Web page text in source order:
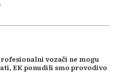
vozači ne mogu
EK ponudili smo provodivo